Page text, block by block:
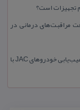
مراقبت‌های درمانی در
امداد خودرو جك در مشهد | تعمیر تخصصی و عیب‌یابی خودروهای JAC با